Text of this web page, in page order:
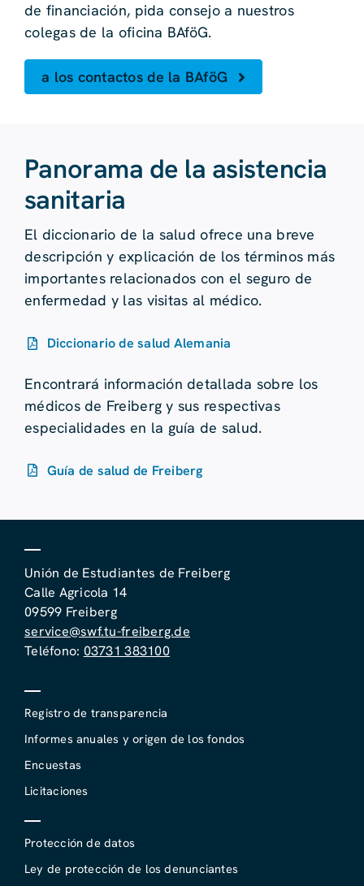
de financiación, pida consejo a nuestros
colegas de la oficina BAföG.
a los contactos de la BAföG
Panorama de la asistencia
sanitaria
El diccionario de la salud ofrece una breve
descripción y explicación de los términos más
importantes relacionados con el seguro de
enfermedad y las visitas al médico.
Diccionario de salud Alemania
Encontrará información detallada sobre los
médicos de Freiberg y sus respectivas
especialidades en la guía de salud.
Guía de salud de Freiberg
Unión de Estudiantes de Freiberg
Calle Agricola 14
09599 Freiberg
service@swf.tu-freiberg.de
Teléfono: 03731 383100
Registro de transparencia
Informes anuales y origen de los fondos
Encuestas
Licitaciones
Protección de datos
Ley de protección de los denunciantes